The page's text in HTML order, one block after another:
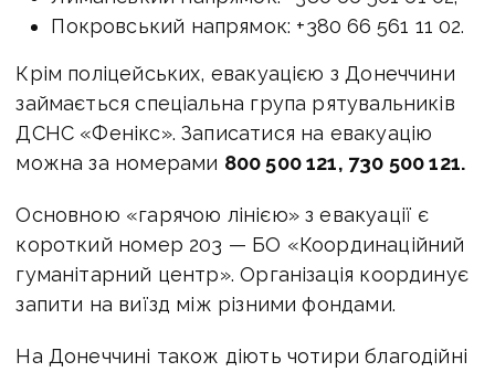
Покровський напрямок: +380 66 561 11 02.
Крім поліцейських, евакуацією з Донеччини
займається спеціальна група рятувальників
ДСНС «Фенікс». Записатися на евакуацію
можна за номерами 800 500 121, 730 500 121.
Основною «гарячою лінією» з евакуації є
короткий номер 203 — БО «Координаційний
гуманітарний центр». Організація координує
запити на виїзд між різними фондами.
На Донеччині також діють чотири благодійні